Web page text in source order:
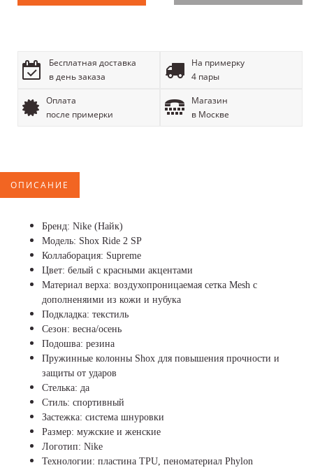
Бесплатная доставка
в день заказа
На примерку
4 пары
Оплата
после примерки
Магазин
в Москве
ОПИСАНИЕ
Бренд: Nike (Найк)
Модель: Shox Ride 2 SP
Коллаборация: Supreme
Цвет: белый с красными акцентами
Материал верха: воздухопроницаемая сетка Mesh с
дополненяими из кожи и нубука
Подкладка: текстиль
Сезон: весна/осень
Подошва: резина
Пружинные колонны Shox для повышения прочности и
защиты от ударов
Стелька: да
Стиль: спортивный
Застежка: система шнуровки
Размер: мужские и женские
Логотип: Nike
Технологии: пластина TPU, пеноматериал Phylon